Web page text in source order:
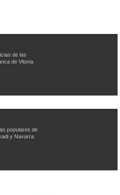
de las
de Vitoria
populares de
y Navarra